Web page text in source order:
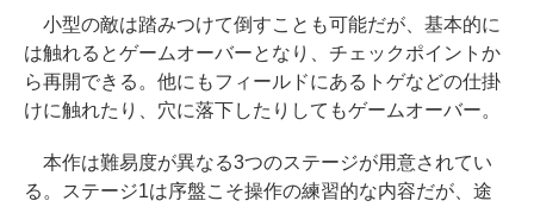
￥2,952
【Amazon.co.jp限定】 HP ノート
メモリ 512GB SSD インテル Core
5
x 【限定バーチャルアイテムを含
む】 【オンラインゲームコード】
ロブロックス |オンラインコード版
￥1,600
Microsoft Office Home & Busine
ーディング入門シリーズ
を引き出す プロンプトの言葉 AI画
像生成シリーズ (はぴーイラストLa
Amazon Kindle Colorsoft | 16GB
ストレージ、防水、7インチカラー
ディスプレイ、色調調節ライト、
し、ブラック (2025年発売)
小型の敵は踏みつけて倒すことも可能だが、基本的に
は触れるとゲームオーバーとなり、チェックポイントか
ら再開できる。他にもフィールドにあるトゲなどの仕掛
けに触れたり、穴に落下したりしてもゲームオーバー。
本作は難易度が異なる3つのステージが用意されてい
る。ステージ1は序盤こそ操作の練習的な内容だが、途